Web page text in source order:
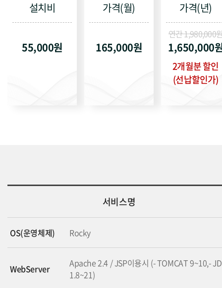
설치비
55,000원
가격(월)
165,000원
가격(년)
연간 1,980,000
1,650,000
2개월분 할인
(선납할인가)
서비스명
OS(운영체제) Rocky
WebServer
Apache 2.4 / JSP이용시 (- TOMCAT 9~10,-
1.8~21)